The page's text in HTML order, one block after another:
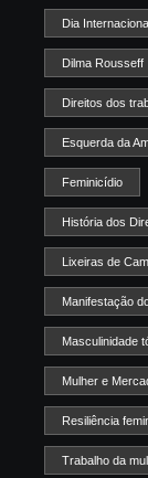
Dia
Dilma Rousseff
Direitos dos
Esquerda da
Feminicídio
História dos
Lixeiras de
Manifestação
Masculinidade
Mulher e
Resiliência
Trabalho da